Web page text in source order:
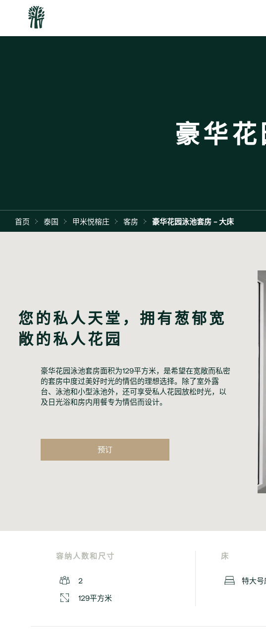
豪华
首页 泰国 甲米悦榕庄 客房 豪华花园泳池套房 - 大床
您的私人天堂，拥有葱郁宽
敞的私人花园
豪华花园泳池套房面积为129平方米，是希望在宽敞而私密
的套房中度过美好时光的情侣的理想选择。除了室外露
台、泳池和小型泳池外，还可享受私人花园放松时光，以
及日光浴和房内用餐专为情侣而设计。
预订
容纳人数和尺寸
2
129平方米
床
特大号